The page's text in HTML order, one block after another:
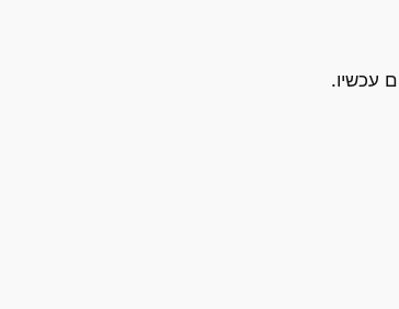
עכשיו.